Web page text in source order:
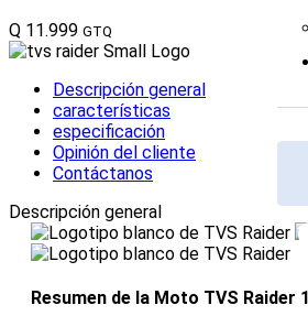
Q 11.999 GTQ
Descripción general
características
especificación
Opinión del cliente
Contáctanos
Descripción general
Resumen de la Moto TVS Raider